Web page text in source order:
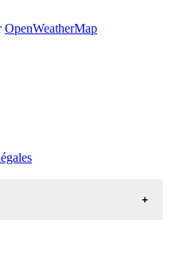
OpenWeatherMap